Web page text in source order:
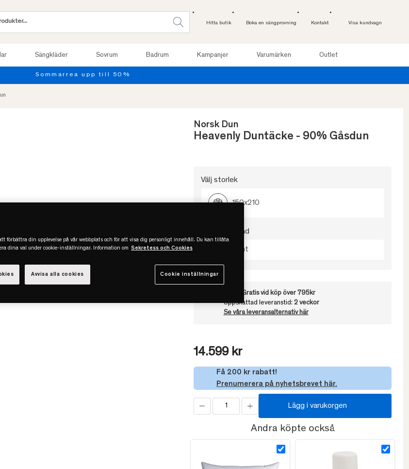
Hitta butik Boka en sängprovning Kontakt Visa kundvagn
Sängkläder Sovrum Badrum Kampanjer Varumärken Outlet
Norsk Dun
Heavenly Duntäcke - 90% Gåsdun
Välj storlek
150x210
Välj värmegrad
Extra Varmt
Gratis vid köp över 795kr
Uppskattad leveranstid: 2 veckor
Se våra leveransalternativ här
14.599 kr
Få 200 kr rabatt!
Prenumerera på nyhetsbrevet här.
Lägg i varukorgen
Andra köpte också
förbättra din upplevelse på vår webbplats och för att visa dig personligt innehåll. Du kan tillåta
dina val under cookie-inställningar. Information om Sekretess och Cookies
Cookie inställningar
Avvisa alla cookies